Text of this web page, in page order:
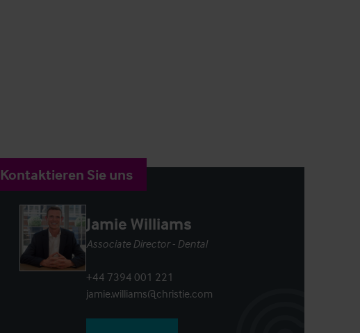
Kontaktieren Sie uns
Jamie Williams
Associate Director - Dental
+44 7394 001 221
jamie.williams@christie.com